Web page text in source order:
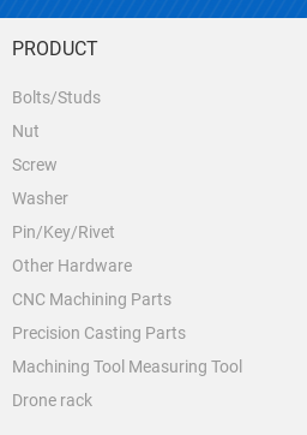
PRODUCT
Bolts/Studs
Nut
Screw
Washer
Pin/Key/Rivet
Other Hardware
CNC Machining Parts
Precision Casting Parts
Machining Tool Measuring Tool
Drone rack